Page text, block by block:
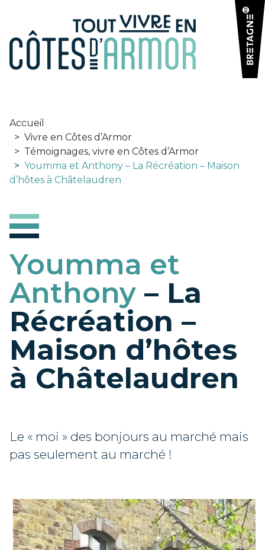
Accueil
> Vivre en Côtes d’Armor
> Témoignages, vivre en Côtes d’Armor
> Youmma et Anthony – La Récréation – Maison
d’hôtes à Châtelaudren
Youmma et
Anthony – La
Récréation –
Maison d’hôtes
à Châtelaudren
Le « moi » des bonjours au marché mais
pas seulement au marché !